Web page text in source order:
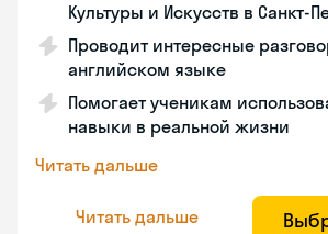
Культуры и Искусств в Санкт-
Проводит интересные
английском языке
Помогает ученикам
навыки в реальной жизни
Читать дальше
Читать дальше